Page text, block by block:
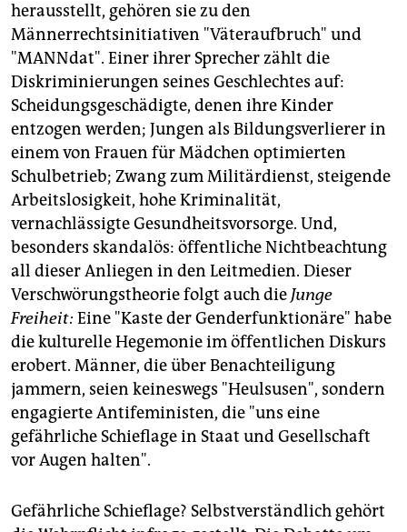
herausstellt, gehören sie zu den
Männerrechtsinitiativen "Väteraufbruch" und
"MANNdat". Einer ihrer Sprecher zählt die
Diskriminierungen seines Geschlechtes auf:
Scheidungsgeschädigte, denen ihre Kinder
entzogen werden; Jungen als Bildungsverlierer in
einem von Frauen für Mädchen optimierten
Schulbetrieb; Zwang zum Militärdienst, steigende
Arbeitslosigkeit, hohe Kriminalität,
vernachlässigte Gesundheitsvorsorge. Und,
besonders skandalös: öffentliche Nichtbeachtung
all dieser Anliegen in den Leitmedien. Dieser
Verschwörungstheorie folgt auch die Junge
Freiheit: Eine "Kaste der Genderfunktionäre" habe
die kulturelle Hegemonie im öffentlichen Diskurs
erobert. Männer, die über Benachteiligung
jammern, seien keineswegs "Heulsusen", sondern
engagierte Antifeministen, die "uns eine
gefährliche Schieflage in Staat und Gesellschaft
vor Augen halten".
Gefährliche Schieflage? Selbstverständlich gehört